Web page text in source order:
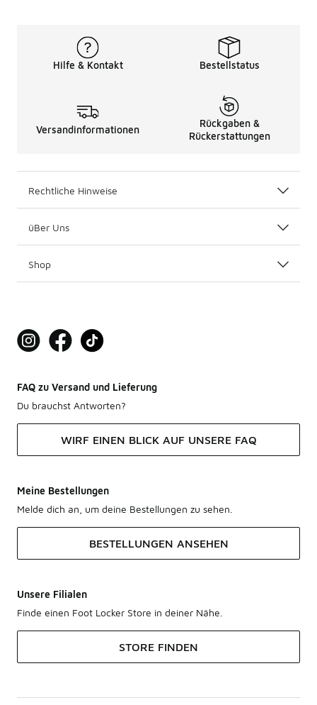
Hilfe & Kontakt Bestellstatus
Versandinformationen
Rückgaben &
Rückerstattungen
Rechtliche Hinweise
üBer Uns
Shop
FAQ zu Versand und Lieferung
Du brauchst Antworten?
WIRF EINEN BLICK AUF UNSERE FAQ
Meine Bestellungen
Melde dich an, um deine Bestellungen zu sehen.
BESTELLUNGEN ANSEHEN
Unsere Filialen
Finde einen Foot Locker Store in deiner Nähe.
STORE FINDEN